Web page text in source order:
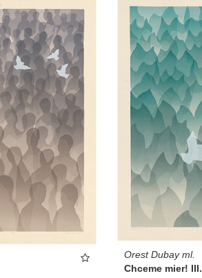
Orest Dubay ml.
Chceme mier! III.